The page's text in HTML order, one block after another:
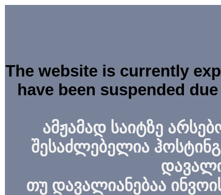
The website is currently
have been suspended
ამჟამად საიტზე
შესაძლებელია
თუ დავალიანებაა